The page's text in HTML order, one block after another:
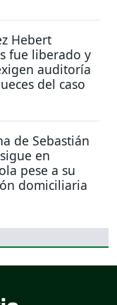
Hebert
fue liberado y
auditoría
del caso
de Sebastián
en
pese a su
domiciliaria